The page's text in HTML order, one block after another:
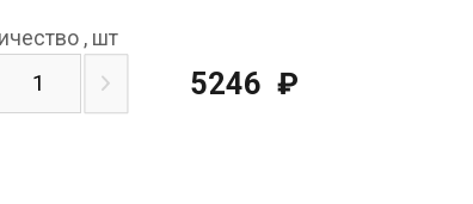
, шт
5246 ₽